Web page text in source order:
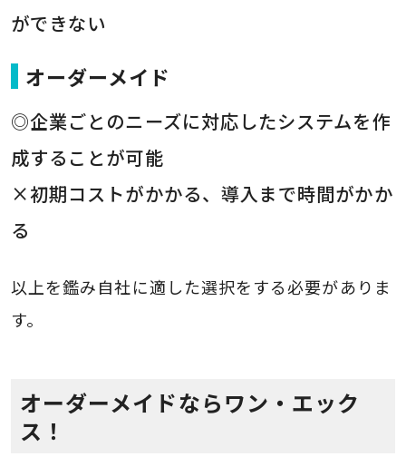
ができない
オーダーメイド
◎企業ごとのニーズに対応したシステムを作
成することが可能
×初期コストがかかる、導入まで時間がかか
る
以上を鑑み自社に適した選択をする必要がありま
す。
オーダーメイドならワン・エック
ス！